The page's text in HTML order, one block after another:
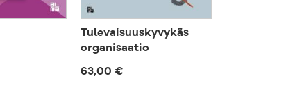
Tulevaisuuskyvykäs
organisaatio
63,00 €